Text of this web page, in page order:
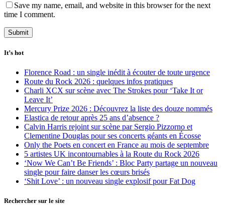
Save my name, email, and website in this browser for the next
time I comment.
It’s hot
Florence Road : un single inédit à écouter de toute urgence
Route du Rock 2026 : quelques infos pratiques
Charli XCX sur scène avec The Strokes pour ‘Take It or
Leave It’
Mercury Prize 2026 : Découvrez la liste des douze nommés
Elastica de retour après 25 ans d’absence ?
Calvin Harris rejoint sur scène par Sergio Pizzorno et
Clementine Douglas pour ses concerts géants en Écosse
Only the Poets en concert en France au mois de septembre
5 artistes UK incontournables à la Route du Rock 2026
‘Now We Can’t Be Friends’ : Bloc Party partage un nouveau
single pour faire danser les cœurs brisés
‘Shit Love’ : un nouveau single explosif pour Fat Dog
Rechercher sur le site